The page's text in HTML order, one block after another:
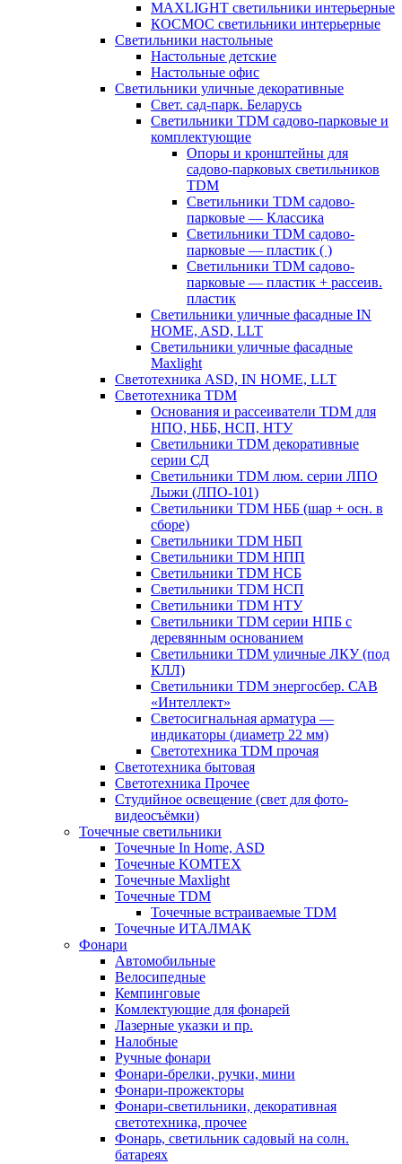
MAXLIGHT светильники интерьерные
КОСМОС светильники интерьерные
Светильники настольные
Настольные детские
Настольные офис
Светильники уличные декоративные
Свет. сад-парк. Беларусь
Светильники TDM садово-парковые и
комплектующие
Опоры и кронштейны для
садово-парковых светильников
TDM
Светильники TDM садово-
парковые — Классика
Светильники TDM садово-
парковые — пластик ( )
Светильники TDM садово-
парковые — пластик + рассеив.
пластик
Светильники уличные фасадные IN
HOME, ASD, LLT
Светильники уличные фасадные
Maxlight
Светотехника ASD, IN HOME, LLT
Светотехника TDM
Основания и рассеиватели TDM для
НПО, НББ, НСП, НТУ
Светильники TDM декоративные
серии СД
Светильники TDM люм. серии ЛПО
Лыжи (ЛПО-101)
Светильники TDM НББ (шар + осн. в
сборе)
Светильники TDM НБП
Светильники TDM НПП
Светильники TDM НСБ
Светильники TDM НСП
Светильники TDM НТУ
Светильники TDM серии НПБ с
деревянным основанием
Светильники TDM уличные ЛКУ (под
КЛЛ)
Светильники TDM энергосбер. САВ
«Интеллект»
Светосигнальная арматура —
индикаторы (диаметр 22 мм)
Светотехника TDM прочая
Светотехника бытовая
Светотехника Прочее
Студийное освещение (свет для фото-
видеосъёмки)
Точечные светильники
Точечные In Home, ASD
Точечные KOMTEX
Точечные Maxlight
Точечные TDM
Точечные встраиваемые TDM
Точечные ИТАЛМАК
Фонари
Автомобильные
Велосипедные
Кемпинговые
Комлектующие для фонарей
Лазерные указки и пр.
Налобные
Ручные фонари
Фонари-брелки, ручки, мини
Фонари-прожекторы
Фонари-светильники, декоративная
светотехника, прочее
Фонарь, светильник садовый на солн.
батареях